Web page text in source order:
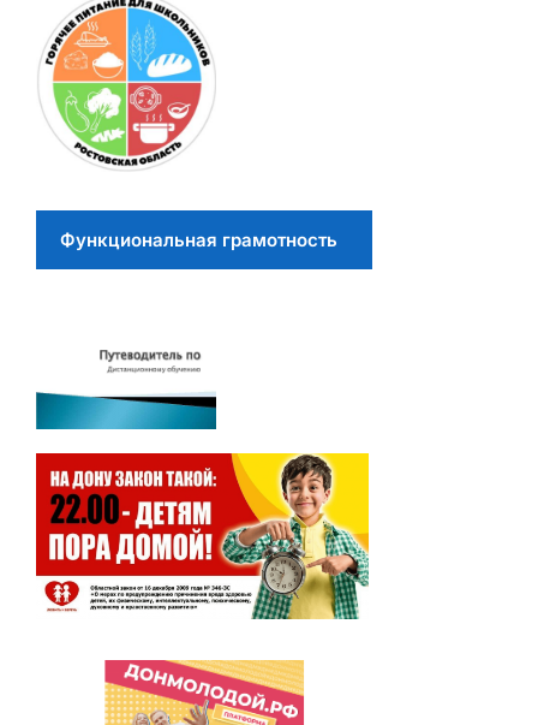
Функциональная грамотность